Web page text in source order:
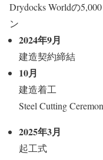
Drydocks Worldの
ン
2024年9月
建造契約締結
10月
建造着工
Steel Cutting
2025年3月
起工式